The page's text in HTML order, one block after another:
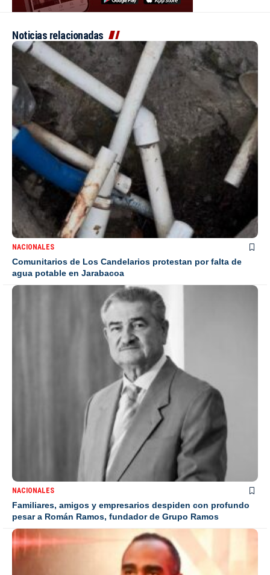
Noticias relacionadas
NACIONALES
Comunitarios de Los Candelarios protestan por falta de
agua potable en Jarabacoa
NACIONALES
Familiares, amigos y empresarios despiden con profundo
pesar a Román Ramos, fundador de Grupo Ramos